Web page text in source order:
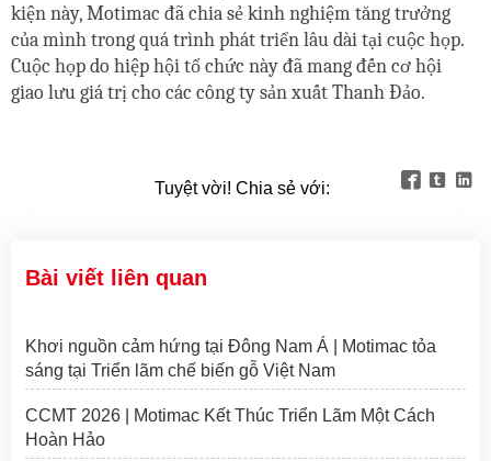
kiện này, Motimac đã chia sẻ kinh nghiệm tăng trưởng
của mình trong quá trình phát triển lâu dài tại cuộc họp.
Cuộc họp do hiệp hội tổ chức này đã mang đến cơ hội
giao lưu giá trị cho các công ty sản xuất Thanh Đảo.
Tuyệt vời! Chia sẻ với:   
Bài viết liên quan
Khơi nguồn cảm hứng tại Đông Nam Á | Motimac tỏa
sáng tại Triển lãm chế biến gỗ Việt Nam
CCMT 2026 | Motimac Kết Thúc Triển Lãm Một Cách
Hoàn Hảo